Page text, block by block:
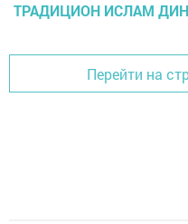
ТРАДИЦИОН ИСЛАМ
Перейти на